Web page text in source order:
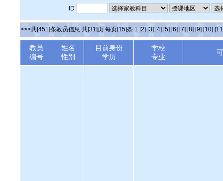
ID
>>>共[451]条教员信息 共[31]页 每页[15]条 1 [2] [3] [4] [5] [6] [7] [8] [9] [10]
教员
编号
姓名
性别
目前身份
学历
学校
专业